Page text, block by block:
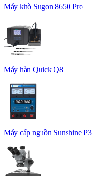
Máy khò Sugon 8650 Pro
Máy hàn Quick Q8
Máy cấp nguồn Sunshine P3